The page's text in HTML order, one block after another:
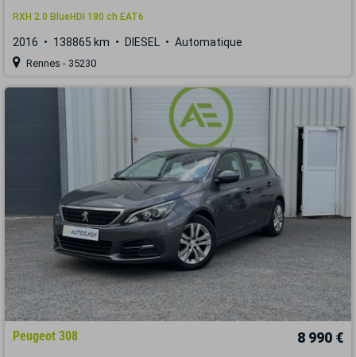
RXH 2.0 BlueHDI 180 ch EAT6
2016 138865 km DIESEL Automatique
Rennes - 35230
Peugeot 308 8 990 €